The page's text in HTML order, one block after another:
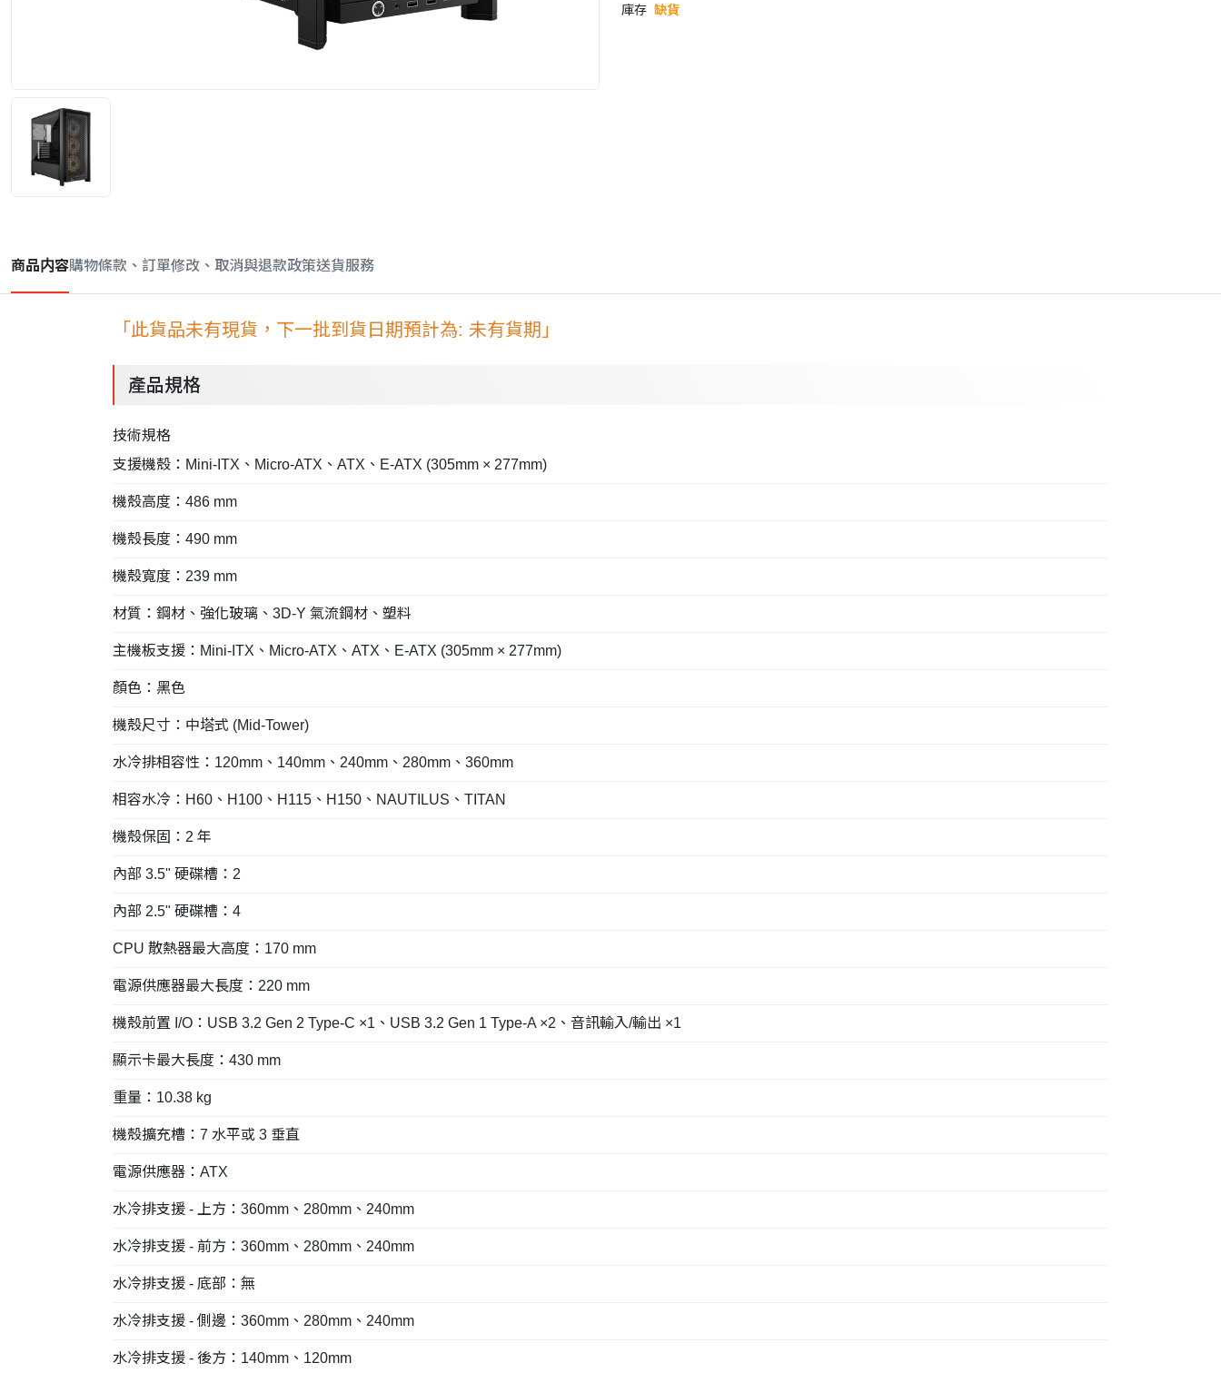
庫存 缺貨
商品内容購物條款、訂單修改、取消與退款政策送貨服務
「此貨品未有現貨，下一批到貨日期預計為: 未有貨期」
產品規格
技術規格
支援機殼：Mini-ITX、Micro-ATX、ATX、E-ATX (305mm × 277mm)
機殼高度：486 mm
機殼長度：490 mm
機殼寬度：239 mm
材質：鋼材、強化玻璃、3D-Y 氣流鋼材、塑料
主機板支援：Mini-ITX、Micro-ATX、ATX、E-ATX (305mm × 277mm)
顏色：黑色
機殼尺寸：中塔式 (Mid-Tower)
水冷排相容性：120mm、140mm、240mm、280mm、360mm
相容水冷：H60、H100、H115、H150、NAUTILUS、TITAN
機殼保固：2 年
內部 3.5" 硬碟槽：2
內部 2.5" 硬碟槽：4
CPU 散熱器最大高度：170 mm
電源供應器最大長度：220 mm
機殼前置 I/O：USB 3.2 Gen 2 Type-C ×1、USB 3.2 Gen 1 Type-A ×2、音訊輸入/輸出 ×1
顯示卡最大長度：430 mm
重量：10.38 kg
機殼擴充槽：7 水平或 3 垂直
電源供應器：ATX
水冷排支援 - 上方：360mm、280mm、240mm
水冷排支援 - 前方：360mm、280mm、240mm
水冷排支援 - 底部：無
水冷排支援 - 側邊：360mm、280mm、240mm
水冷排支援 - 後方：140mm、120mm